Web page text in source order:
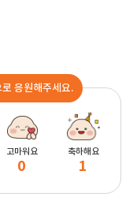
응원해주세요.
고마워요
0
축하해요
1